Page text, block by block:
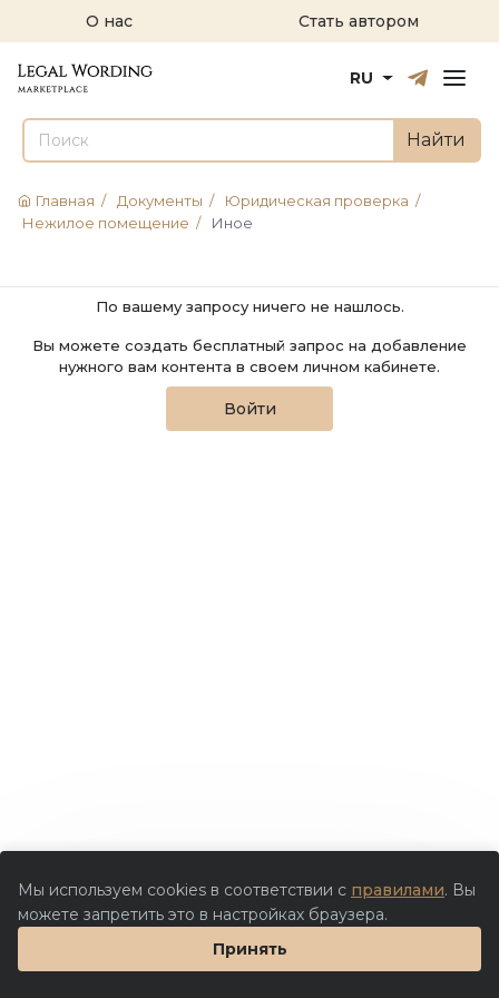
О нас Стать автором
РусскийEnglish
RU
Найти
Главная / Документы / Юридическая проверка /
Нежилое помещение / Иное
По вашему запросу ничего не нашлось.
Вы можете создать бесплатный запрос на добавление
нужного вам контента в своем личном кабинете.
Войти
Мы используем cookies в соответствии с правилами. Вы
можете запретить это в настройках браузера.
Принять